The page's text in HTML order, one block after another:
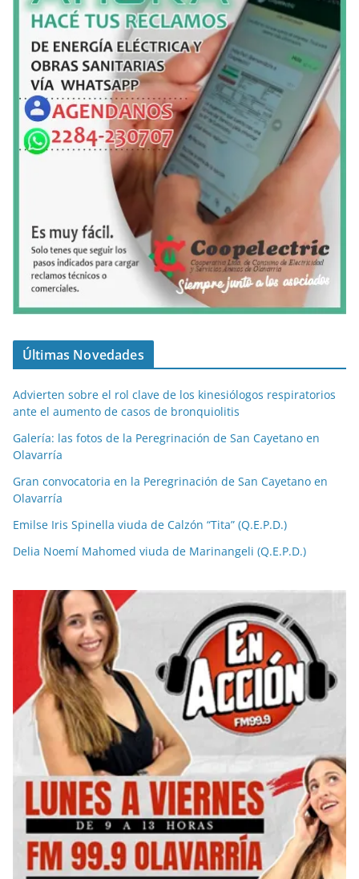
Últimas Novedades
Advierten sobre el rol clave de los kinesiólogos respiratorios
ante el aumento de casos de bronquiolitis
Galería: las fotos de la Peregrinación de San Cayetano en
Olavarría
Gran convocatoria en la Peregrinación de San Cayetano en
Olavarría
Emilse Iris Spinella viuda de Calzón “Tita” (Q.E.P.D.)
Delia Noemí Mahomed viuda de Marinangeli (Q.E.P.D.)